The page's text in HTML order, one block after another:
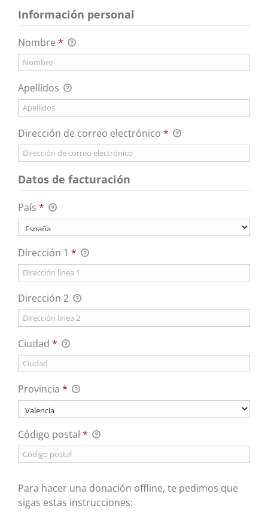
Información personal
Nombre *
Apellidos
Dirección de correo electrónico *
Datos de facturación
País *
Dirección 1 *
Dirección 2
Ciudad *
Provincia *
Código postal *
Para hacer una donación offline, te pedimos que
sigas estas instrucciones: